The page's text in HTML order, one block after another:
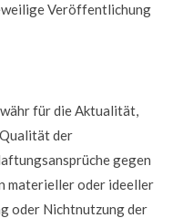
Veröffentlichung
für die Aktualität,
der
gegen
materieller oder ideeller
oder Nichtnutzung der